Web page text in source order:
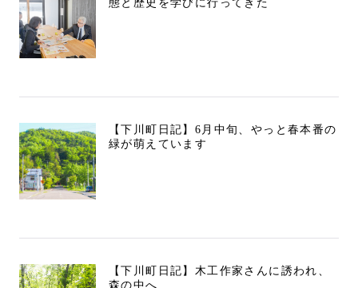
態と歴史を学びに行ってきた
【下川町日記】6月中旬、やっと春本番の
緑が萌えています
【下川町日記】木工作家さんに誘われ、
森の中へ